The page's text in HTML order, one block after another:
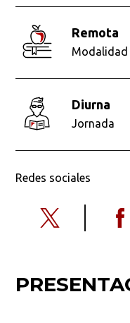
remota
Modalidad
diurna
Jornada
Redes sociales